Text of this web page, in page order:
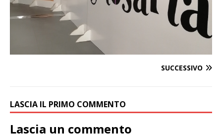
SUCCESSIVO
LASCIA IL PRIMO COMMENTO
Lascia un commento